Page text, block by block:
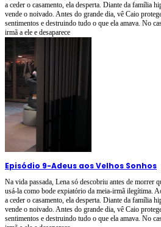
a ceder o casamento, ela desperta. Diante da família
vende o noivado. Antes do grande dia, vê Caio
sentimentos e destruindo tudo o que ela amava. No
irmã a ele e desaparece
Episódio 9-Adeus aos Velhos Sonhos
Na vida passada, Lena só descobriu antes de morrer
usá-la como bode expiatório da meia-irmã ilegítima.
a ceder o casamento, ela desperta. Diante da família
vende o noivado. Antes do grande dia, vê Caio
sentimentos e destruindo tudo o que ela amava. No